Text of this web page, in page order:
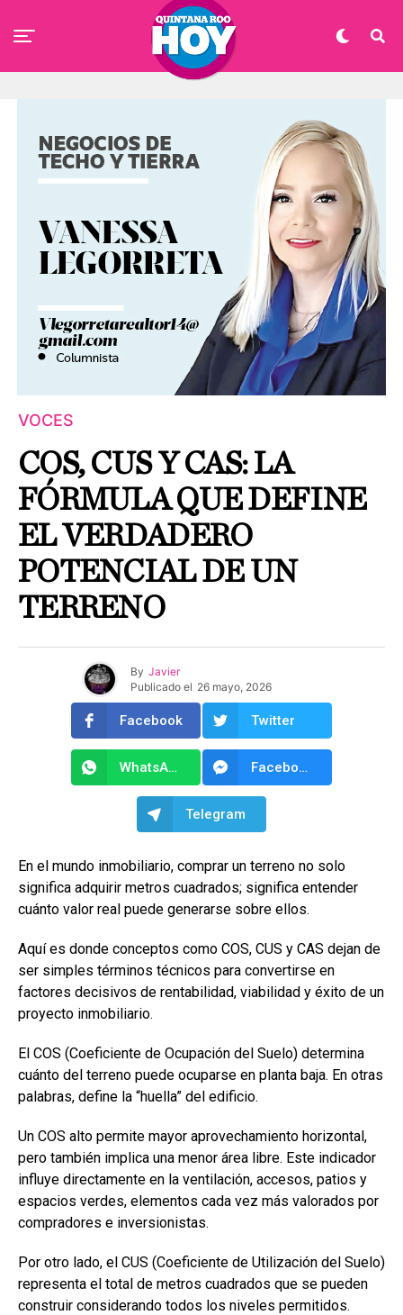
VOCES
COS, CUS Y CAS: LA
FÓRMULA QUE DEFINE
EL VERDADERO
POTENCIAL DE UN
TERRENO
By Javier
Publicado el 26 mayo, 2026
Facebook Twitter
WhatsApp Facebook Messenger
Telegram
En el mundo inmobiliario, comprar un terreno no solo
significa adquirir metros cuadrados; significa entender
cuánto valor real puede generarse sobre ellos.
Aquí es donde conceptos como COS, CUS y CAS dejan de
ser simples términos técnicos para convertirse en
factores decisivos de rentabilidad, viabilidad y éxito de un
proyecto inmobiliario.
El COS (Coeficiente de Ocupación del Suelo) determina
cuánto del terreno puede ocuparse en planta baja. En otras
palabras, define la “huella” del edificio.
Un COS alto permite mayor aprovechamiento horizontal,
pero también implica una menor área libre. Este indicador
influye directamente en la ventilación, accesos, patios y
espacios verdes, elementos cada vez más valorados por
compradores e inversionistas.
Por otro lado, el CUS (Coeficiente de Utilización del Suelo)
representa el total de metros cuadrados que se pueden
construir considerando todos los niveles permitidos.